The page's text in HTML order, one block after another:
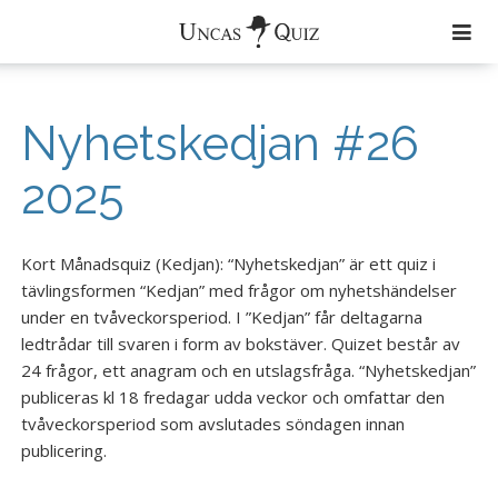
Aktuellt
Om Uncas Quiz
Musik
Zimmerband
Uncas Tribe
Uncas och den Andre
Nyhetskedjan #26
2025
Kort Månadsquiz (Kedjan): “Nyhetskedjan” är ett quiz i
tävlingsformen “Kedjan” med frågor om nyhetshändelser
under en tvåveckorsperiod. I ”Kedjan” får deltagarna
ledtrådar till svaren i form av bokstäver. Quizet består av
24 frågor, ett anagram och en utslagsfråga. “Nyhetskedjan”
publiceras kl 18 fredagar udda veckor och omfattar den
tvåveckorsperiod som avslutades söndagen innan
publicering.